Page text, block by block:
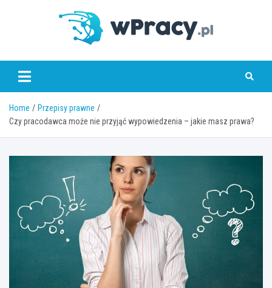
wPracy.pl
Home
Przepisy prawne
Czy pracodawca może nie przyjąć wypowiedzenia – jakie masz prawa?